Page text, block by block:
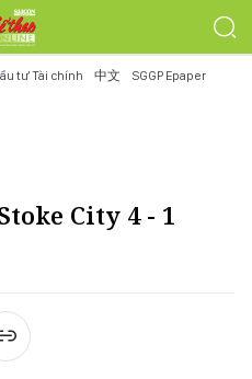
tư Tài chính 中文 SGGP Epaper
City 4 - 1